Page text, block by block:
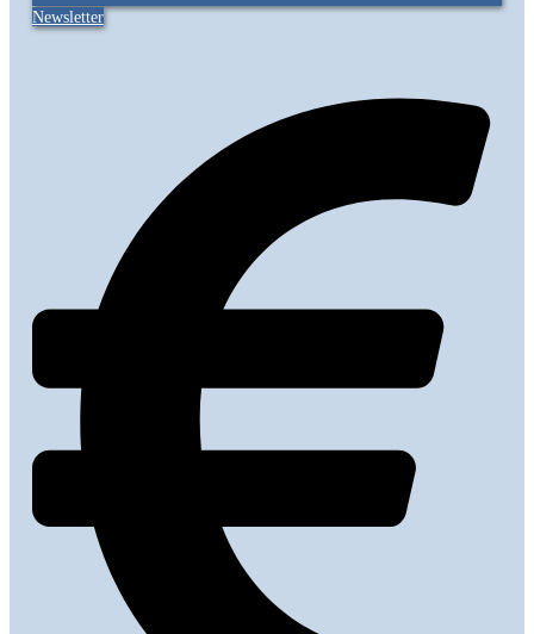
Newsletter